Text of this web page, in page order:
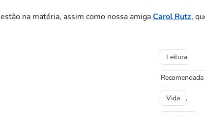
estão na matéria, assim como nossa amigaCarol Rutz,
Leitura
Recomendada
Vida ,